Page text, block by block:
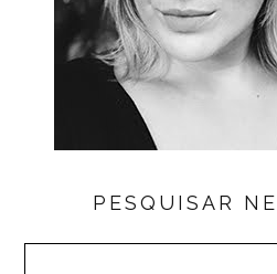
PESQUISAR